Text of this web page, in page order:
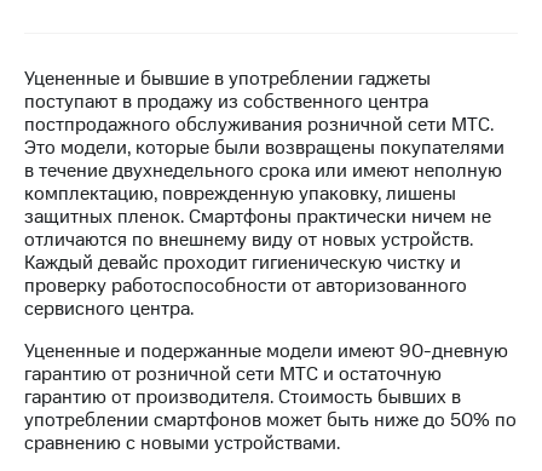
отчетность
Контакты
Новости
в
регионе
и акционерам
Корпоративное
управление
Корпоративный
секретарь
Раскрытие
информации
Информация
Уцененные и бывшие в употреблении гаджеты
поступают в продажу из собственного центра
постпродажного обслуживания розничной сети МТС.
Это модели, которые были возвращены покупателями
в течение двухнедельного срока или имеют неполную
комплектацию, поврежденную упаковку, лишены
защитных пленок. Смартфоны практически ничем не
отличаются по внешнему виду от новых устройств.
Каждый девайс проходит гигиеническую чистку и
проверку работоспособности от авторизованного
сервисного центра.
Уцененные и подержанные модели имеют 90-дневную
гарантию от розничной сети МТС и остаточную
гарантию от производителя. Стоимость бывших в
употреблении смартфонов может быть ниже до 50% по
сравнению с новыми устройствами.